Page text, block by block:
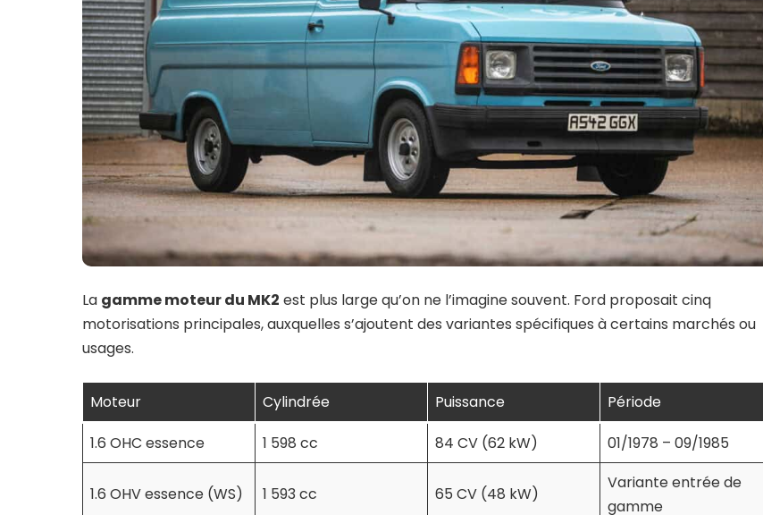
La gamme moteur du MK2 est plus large qu’on ne l’imagine souvent. Ford proposait cinq
motorisations principales, auxquelles s’ajoutent des variantes spécifiques à certains marchés ou
usages.
Moteur Cylindrée Puissance
Période
1.6 OHC essence
1 598 cc 84 CV (62 kW) 01/1978 – 09/1985
1.6 OHV essence (WS) 1 593 cc 65 CV (48 kW)
Variante entrée de
gamme